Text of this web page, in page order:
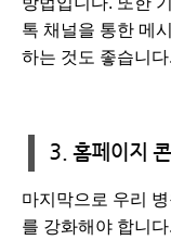
톡 채널을 통한 메
하는 것도 좋습니다.
마지막으로 우리
를 강화해야 합니